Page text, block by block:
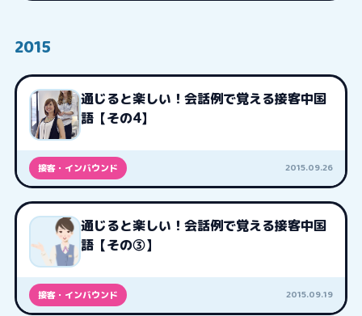
2015
通じると楽しい！会話例で覚える接客中国
語【その4】
接客・インバウンド 2015.09.26
通じると楽しい！会話例で覚える接客中国
語【その③】
接客・インバウンド 2015.09.19